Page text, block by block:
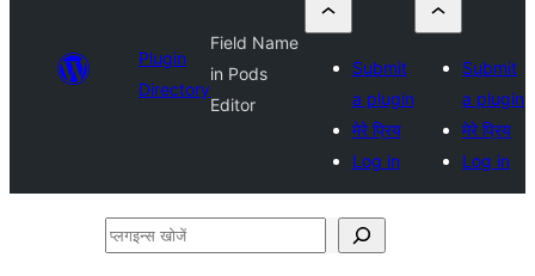
Plugin
Directory
Field Name
in Pods
Editor
Submit
a plugin
मेरे प्रिय
Log in
Submit
a plugin
मेरे प्रिय
Log in
प्लगइन्स